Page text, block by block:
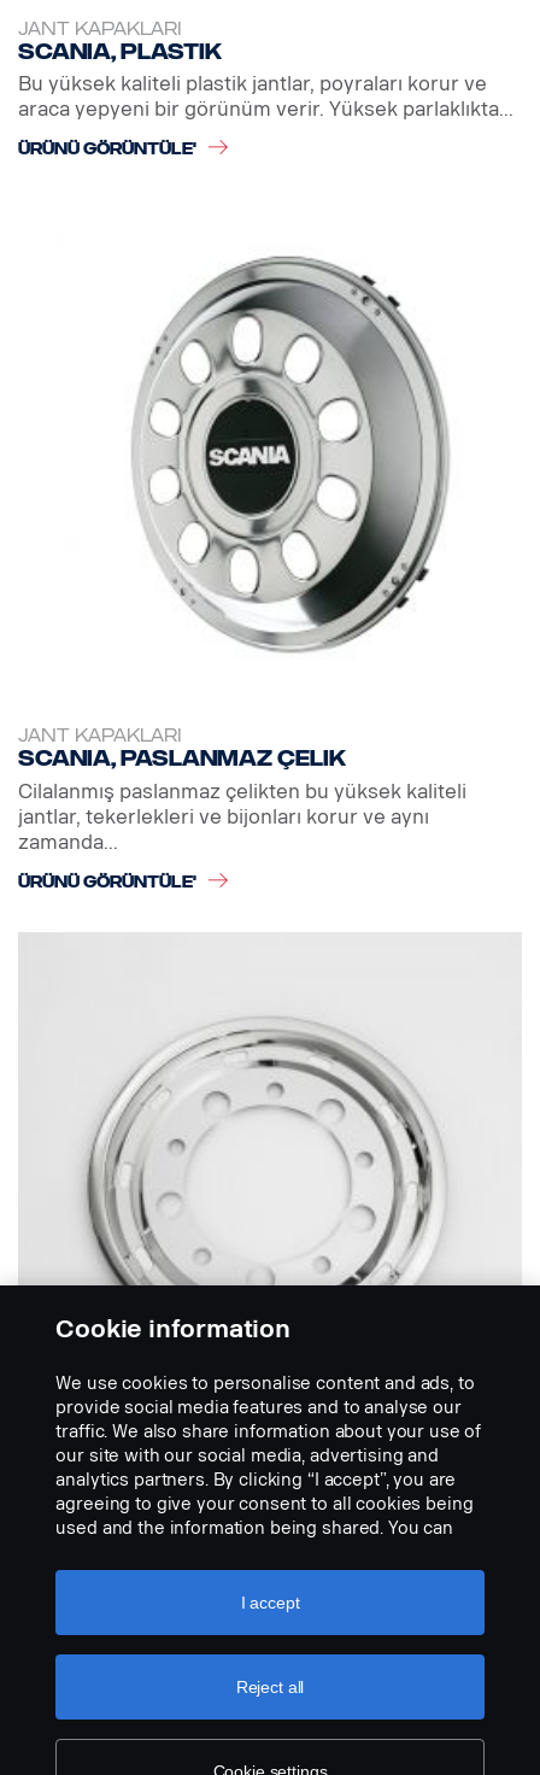
JANT KAPAKLARI
Scania, plastik
Bu yüksek kaliteli plastik jantlar, poyraları korur ve
araca yepyeni bir görünüm verir. Yüksek parlaklıkta...
ÜRÜNÜ GÖRÜNTÜLE'
JANT KAPAKLARI
Scania, paslanmaz çelik
Cilalanmış paslanmaz çelikten bu yüksek kaliteli
jantlar, tekerlekleri ve bijonları korur ve aynı
zamanda...
ÜRÜNÜ GÖRÜNTÜLE'
JANT KAPAKLARI
Jant kapakları
Jant, aracınızı şık ve temizlenmesi kolay tutar. Bu
Cookie information
We use cookies to personalise content and ads, to
provide social media features and to analyse our
traffic. We also share information about your use of
our site with our social media, advertising and
analytics partners. By clicking “I accept”, you are
agreeing to give your consent to all cookies being
used and the information being shared. You can
settings” and selecting the categories you’d like to
accept. For a more detailed explanation of how we
Reject all
I accept